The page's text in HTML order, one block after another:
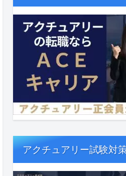
アクチュアリー試験対